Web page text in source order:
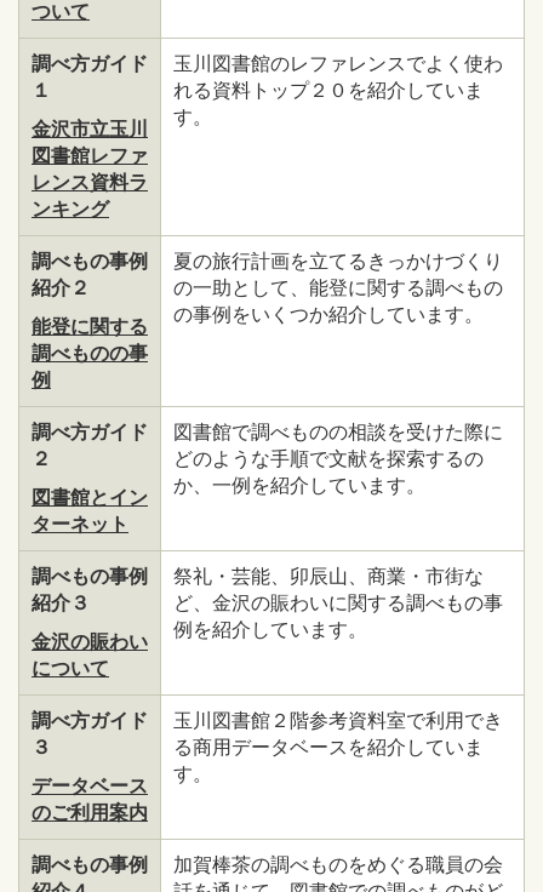
ついて
調べ方ガイド
１
金沢市立玉川
図書館レファ
レンス資料ラ
ンキング
玉川図書館のレファレンスでよく使わ
れる資料トップ２０を紹介していま
す。
調べもの事例
紹介２
能登に関する
調べものの事
例
夏の旅行計画を立てるきっかけづくり
の一助として、能登に関する調べもの
の事例をいくつか紹介しています。
調べ方ガイド
２
図書館とイン
ターネット
図書館で調べものの相談を受けた際に
どのような手順で文献を探索するの
か、一例を紹介しています。
調べもの事例
紹介３
金沢の賑わい
について
祭礼・芸能、卯辰山、商業・市街な
ど、金沢の賑わいに関する調べもの事
例を紹介しています。
調べ方ガイド
３
データベース
のご利用案内
玉川図書館２階参考資料室で利用でき
る商用データベースを紹介していま
す。
調べもの事例
加賀棒茶の調べものをめぐる職員の会